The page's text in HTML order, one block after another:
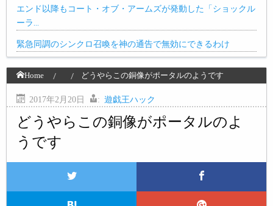
エンド以降もコート・オブ・アームズが発動した「ショックル
ーラ…
緊急同調のシンクロ召喚を神の通告で無効にできるわけ
Home どうやらこの銅像がポータルのようです
2017年2月20日 : 遊戯王ハック
どうやらこの銅像がポータルのよ
うです